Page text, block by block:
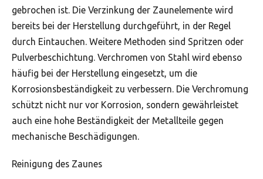
gebrochen ist. Die Verzinkung der Zaunelemente wird
bereits bei der Herstellung durchgeführt, in der Regel
durch Eintauchen. Weitere Methoden sind Spritzen oder
Pulverbeschichtung. Verchromen von Stahl wird ebenso
häufig bei der Herstellung eingesetzt, um die
Korrosionsbeständigkeit zu verbessern. Die Verchromung
schützt nicht nur vor Korrosion, sondern gewährleistet
auch eine hohe Beständigkeit der Metallteile gegen
mechanische Beschädigungen.
Reinigung des Zaunes